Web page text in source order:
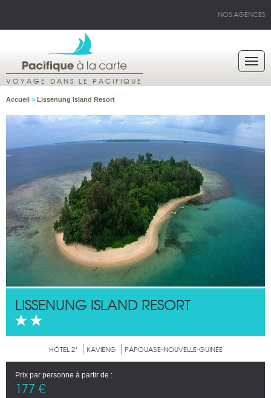
NOS AGENCES
VOYAGE DANS LE PACIFIQUE
Accueil > Lissenung Island Resort
LISSENUNG ISLAND RESORT
HÔTEL 2* KAVIENG PAPOUASIE-NOUVELLE-GUINÉE
Prix par personne à partir de :
177 €